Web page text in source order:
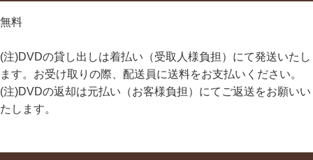
無料
(注)DVDの貸し出しは着払い（受取人様負担）にて発送いたし
ます。お受け取りの際、配送員に送料をお支払いください。
(注)DVDの返却は元払い（お客様負担）にてご返送をお願いい
たします。